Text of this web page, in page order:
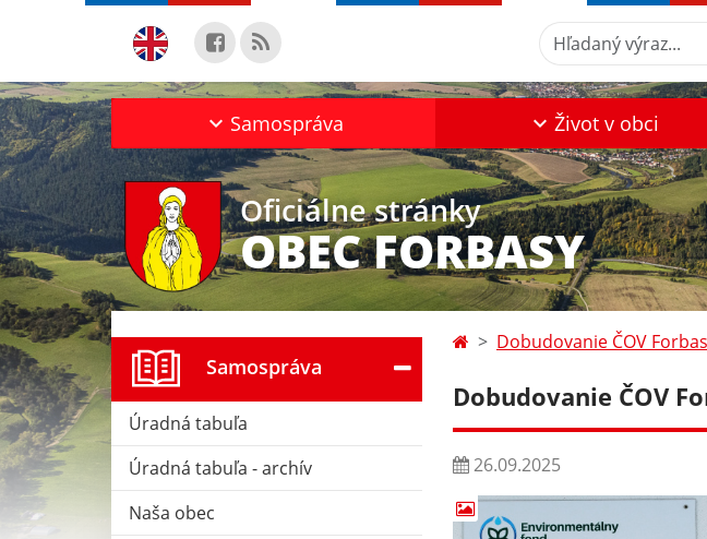
Hľadaný výraz...
Samospráva Život v obci
Oficiálne stránky
OBEC FORBASY
Samospráva
Úradná tabuľa
Úradná tabuľa - archív
Naša obec
Dobudovanie ČOV
Dobudovanie ČOV
26.09.2025